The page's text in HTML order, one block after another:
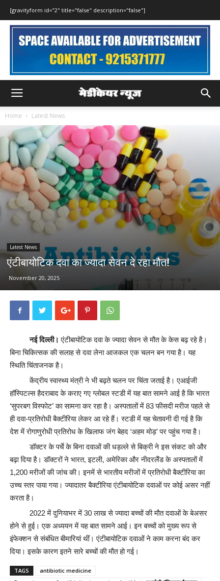
[gravityform id="2" title="false" description="false"]
Home Latest News
Latest News
एंटीबायोटिक दवा का ज्यादा सेवन दे रहा मौत!
November 20, 2025
नई दिल्ली। एंटीबायोटिक दवा के ज्यादा सेवन से मौत के केस बढ़ रहे है।
बिना चिकित्सक की सलाह से दवा लेना आजकल एक चलन बन गया है। यह
स्थिति चिंताजनक है।
केंद्रीय स्वास्थ्य मंत्री ने भी बढ़ते चलन पर चिंता जताई है। एआईजी
हॉस्पिटल्स हैदराबाद के कराए गए ग्लोबल स्टडी में यह बात सामने आई है कि भारत
‘सुपरबग विस्फोट’ का सामना कर रहा है। अस्पतालों में 83 फीसदी मरीज पहले से
ही दवा-प्रतिरोधी बैक्टीरिया लेकर आ रहे हैं। स्टडी में यह चेतावनी दी गई है कि
देश में रोगाणुरोधी प्रतिरोध के खिलाफ जंग बेहद ‘अहम मोड़’ पर पहुंच गया है।
डॉक्टर के पर्चे के बिना दवाओं की धड़ल्ले से बिक्री ने इस संकट को और
बढ़ा दिया है। डॉक्टरों ने भारत, इटली, अमेरिका और नीदरलैंड के अस्पतालों में
1,200 मरीजों की जांच की। इनमें से भारतीय मरीजों में प्रतिरोधी बैक्टीरिया का
उच्च स्तर पाया गया। ज्यादातर बैक्टीरिया एंटीबायोटिक दवाओं पर कोई असर नहीं
करता है।
2022 में दुनियाभर में 30 लाख से ज्यादा बच्चों की मौत दवाओं के बेअसर
होने से हुई। एक अध्ययन में यह बात सामने आई। इन बच्चों को मुख्य रूप से
इंफेक्शन से संबंधित बीमारियां थीं। एंटीबायोटिक दवाओं ने काम करना बंद कर
दिया। इसके कारण इतने सारे बच्चों की मौत हो गई।
TAGS
antibiotic medicine